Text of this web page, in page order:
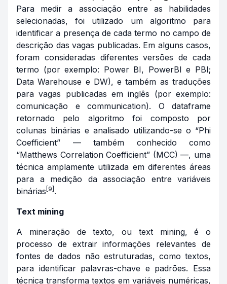
Para medir a associação entre as habilidades
selecionadas, foi utilizado um algoritmo para
identificar a presença de cada termo no campo de
descrição das vagas publicadas. Em alguns casos,
foram consideradas diferentes versões de cada
termo (por exemplo: Power BI, PowerBI e PBI;
Data Warehouse e DW), e também as traduções
para vagas publicadas em inglês (por exemplo:
comunicação e communication). O dataframe
retornado pelo algoritmo foi composto por
colunas binárias e analisado utilizando-se o “Phi
Coefficient” — também conhecido como
“Matthews Correlation Coefficient” (MCC) —, uma
técnica amplamente utilizada em diferentes áreas
para a medição da associação entre variáveis
binárias [9] .
Text mining
A mineração de texto, ou text mining, é o
processo de extrair informações relevantes de
fontes de dados não estruturadas, como textos,
para identificar palavras-chave e padrões. Essa
técnica transforma textos em variáveis numéricas,